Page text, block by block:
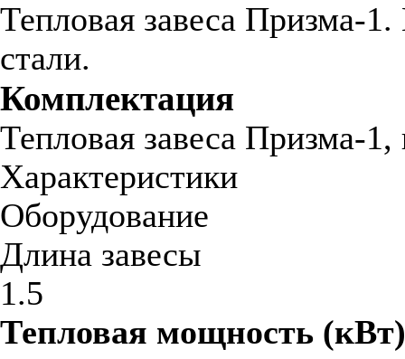
Тепловая завеса Призма-
стали.
Комплектация
Тепловая завеса Призма-
Характеристики
Оборудование
Длина завесы
1.5
Тепловая мощность (кВт)